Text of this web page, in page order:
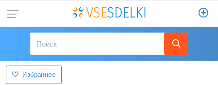
Избранное